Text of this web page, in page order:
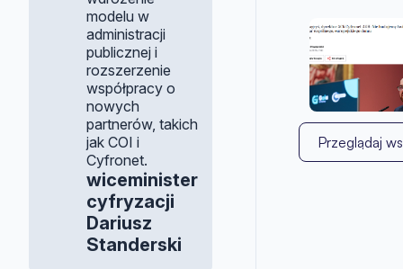
modelu w
administracji
publicznej i
rozszerzenie
współpracy o
nowych
partnerów, takich
jak COI i
Cyfronet.
wiceminister
cyfryzacji
Dariusz
Standerski
Przeglądaj